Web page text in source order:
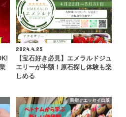
2024.4.25
【宝石好き必見】エメラルドジュ
エリーが半額！原石探し体験も楽
しめる
目指せエッセイ出版